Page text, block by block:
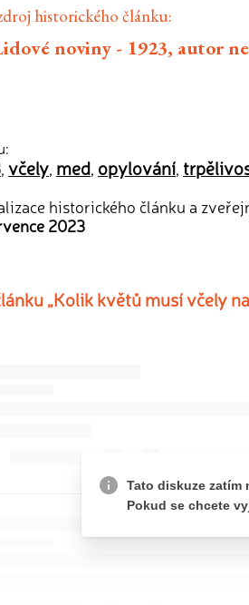
historického článku:
noviny - 1923, autor
, včely, med, opylování,
historického článku a
2023
„Kolik květů musí včely